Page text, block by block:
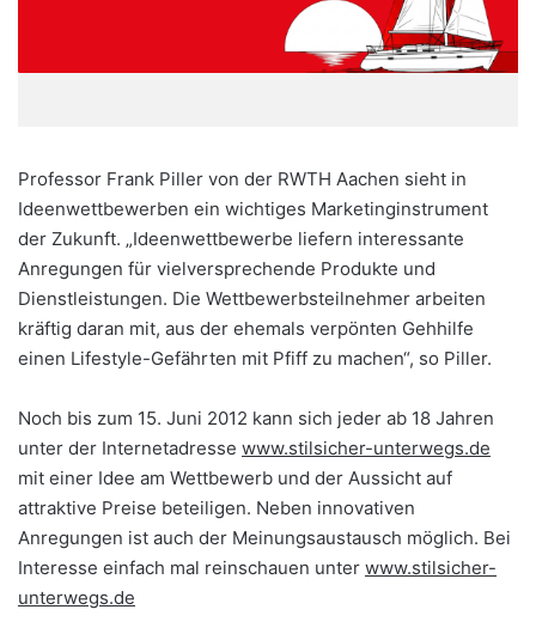
Professor Frank Piller von der RWTH Aachen sieht in
Ideenwettbewerben ein wichtiges Marketinginstrument
der Zukunft. „Ideenwettbewerbe liefern interessante
Anregungen für vielversprechende Produkte und
Dienstleistungen. Die Wettbewerbsteilnehmer arbeiten
kräftig daran mit, aus der ehemals verpönten Gehhilfe
einen Lifestyle-Gefährten mit Pfiff zu machen“, so Piller.
Noch bis zum 15. Juni 2012 kann sich jeder ab 18 Jahren
unter der Internetadresse www.stilsicher-unterwegs.de
mit einer Idee am Wettbewerb und der Aussicht auf
attraktive Preise beteiligen. Neben innovativen
Anregungen ist auch der Meinungsaustausch möglich. Bei
Interesse einfach mal reinschauen unter www.stilsicher-
unterwegs.de